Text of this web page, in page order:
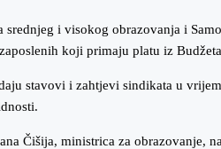
srednjeg i visokog obrazovanja i
koji primaju platu iz
stavovi i zahtjevi sindikata u
Čišija, ministrica za